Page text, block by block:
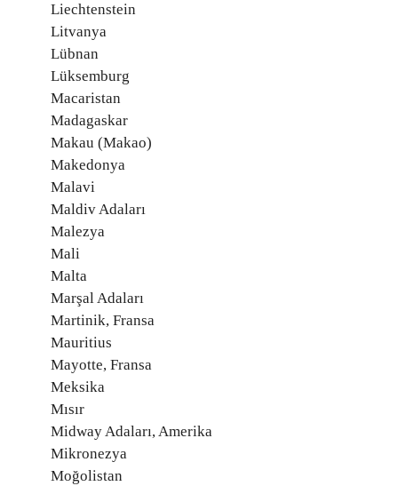
Liechtenstein
Litvanya
Lübnan
Lüksemburg
Macaristan
Madagaskar
Makau (Makao)
Makedonya
Malavi
Maldiv Adaları
Malezya
Mali
Malta
Marşal Adaları
Martinik, Fransa
Mauritius
Mayotte, Fransa
Meksika
Mısır
Midway Adaları, Amerika
Mikronezya
Moğolistan